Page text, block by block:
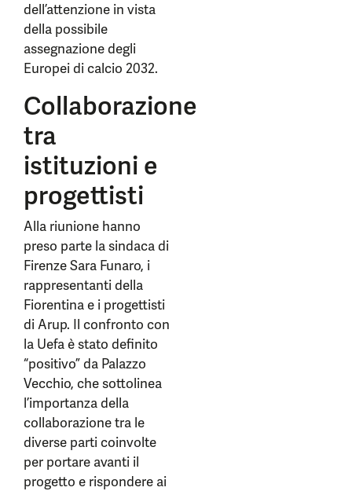
dell’attenzione in vista
della possibile
assegnazione degli
Europei di calcio 2032.
Collaborazione
tra
istituzioni e
progettisti
Alla riunione hanno
preso parte la sindaca di
Firenze Sara Funaro, i
rappresentanti della
Fiorentina e i progettisti
di Arup. Il confronto con
la Uefa è stato definito
“positivo” da Palazzo
Vecchio, che sottolinea
l’importanza della
collaborazione tra le
diverse parti coinvolte
per portare avanti il
progetto e rispondere ai